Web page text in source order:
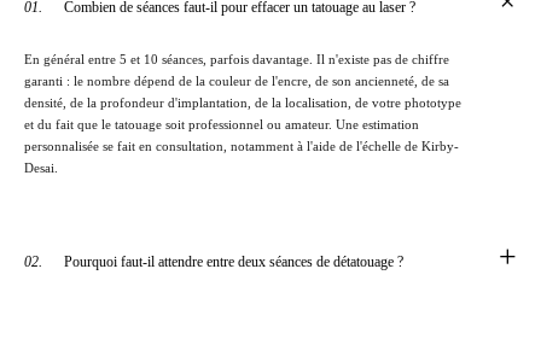
01. Combien de séances faut-il pour effacer un tatouage au laser ?
En général entre 5 et 10 séances, parfois davantage. Il n'existe pas de chiffre
garanti : le nombre dépend de la couleur de l'encre, de son ancienneté, de sa
densité, de la profondeur d'implantation, de la localisation, de votre phototype
et du fait que le tatouage soit professionnel ou amateur. Une estimation
personnalisée se fait en consultation, notamment à l'aide de l'échelle de Kirby-
Desai.
02. Pourquoi faut-il attendre entre deux séances de détatouage ? +